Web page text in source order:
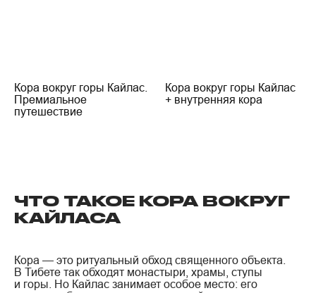
Кора вокруг горы Кайлас.
Премиальное
путешествие
Кора вокруг горы Кайлас
+ внутренняя кора
ЧТО ТАКОЕ КОРА ВОКРУГ
КАЙЛАСА
Кора — это ритуальный обход священного объекта.
В Тибете так обходят монастыри, храмы, ступы
и горы. Но Кайлас занимает особое место: его